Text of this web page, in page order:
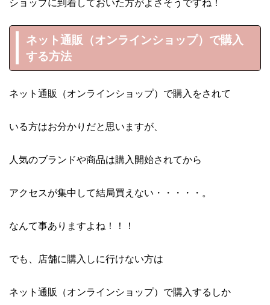
ネット通販（オンラインショップ）で購入
する方法
ネット通販（オンラインショップ）で購入をされて
いる方はお分かりだと思いますが、
人気のブランドや商品は購入開始されてから
アクセスが集中して結局買えない・・・・・。
なんて事ありますよね！！！
でも、店舗に購入しに行けない方は
ネット通販（オンラインショップ）で購入するしか